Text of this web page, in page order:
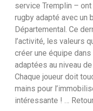
service Tremplin –
rugby adapté avec un
Départemental. Ce
l’activité, les valeurs
créer une équipe
adaptées au niveau de
Chaque joueur doit
mains pour
intéressante ! …